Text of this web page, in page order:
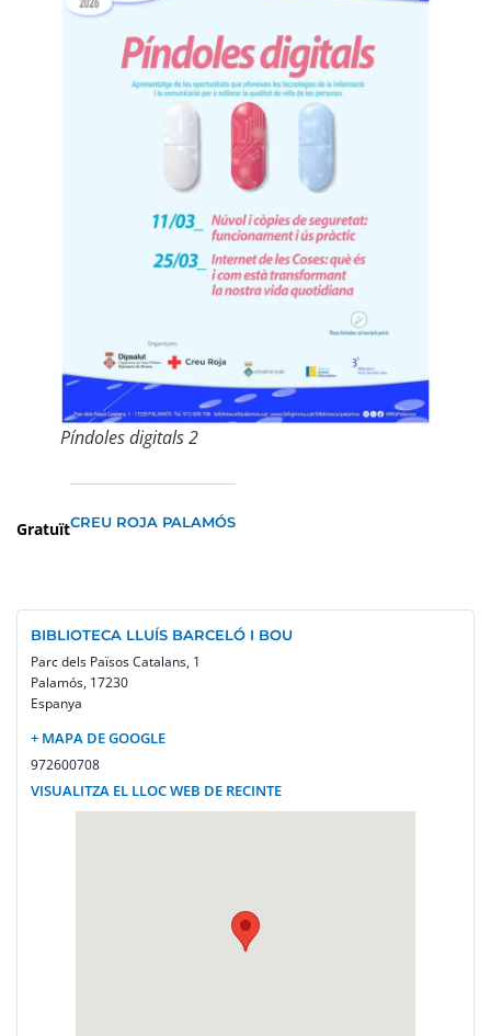
Píndoles digitals 2
GratuïtCREU ROJA PALAMÓS
BIBLIOTECA LLUÍS BARCELÓ I BOU
Parc dels Països Catalans, 1
Palamós, 17230
Espanya
+ MAPA DE GOOGLE
972600708
VISUALITZA EL LLOC WEB DE RECINTE